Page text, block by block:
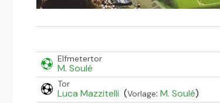
Elfmetertor
M. Soulé
Tor
Luca Mazzitelli (Vorlage: M. Soulé)